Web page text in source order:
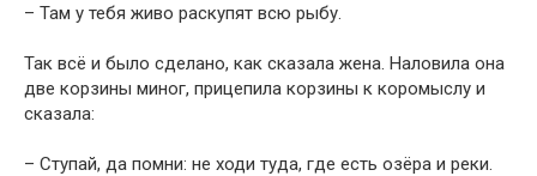
– Там у тебя живо раскупят всю рыбу.
Так всё и было сделано, как сказала жена. Наловила она
две корзины миног, прицепила корзины к коромыслу и
сказала:
– Ступай, да помни: не ходи туда, где есть озёра и реки.